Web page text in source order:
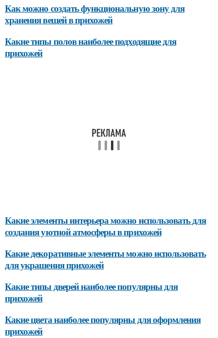
Как можно создать функциональную зону для
хранения вещей в прихожей
Какие типы полов наиболее подходящие для
прихожей
Какие элементы интерьера можно использовать для
создания уютной атмосферы в прихожей
Какие декоративные элементы можно использовать
для украшения прихожей
Какие типы дверей наиболее популярны для
прихожей
Какие цвета наиболее популярны для оформления
прихожей